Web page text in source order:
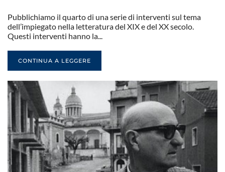
Pubblichiamo il quarto di una serie di interventi sul tema
dell’impiegato nella letteratura del XIX e del XX secolo.
Questi interventi hanno la...
CONTINUA A LEGGERE